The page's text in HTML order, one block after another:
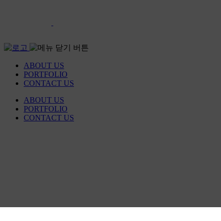
ABOUT US
PORTFOLIO
CONTACT US
ABOUT US
PORTFOLIO
CONTACT US